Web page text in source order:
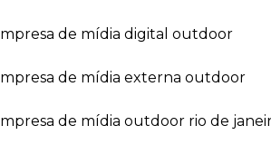
empresa de mídia digital outdoor
empresa de mídia externa outdoor
empresa de mídia outdoor rio de